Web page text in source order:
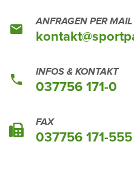
ANFRAGEN PER MAIL
INFOS & KONTAKT
037756 171-0
FAX
037756 171-555